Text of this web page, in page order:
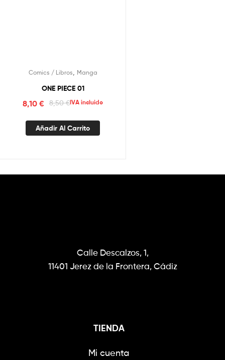
Comics / Libros Manga
ONE PIECE 01
8,50€
8,10€ IVA incluido
Añadir Al Carrito
Calle Descalzos, 1,
11401 Jerez de la Frontera, Cádiz
TIENDA
Mi cuenta